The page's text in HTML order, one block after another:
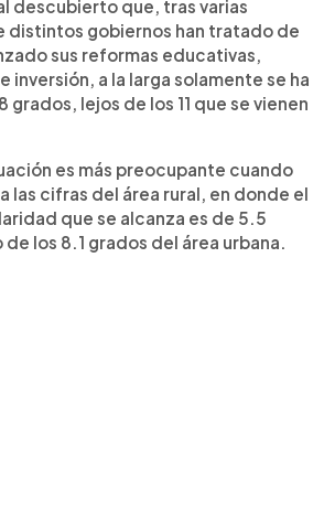
descubierto que, tras varias
distintos gobiernos han tratado de
sus reformas educativas,
inversión, a la larga solamente se ha
grados, lejos de los 11 que se vienen
es más preocupante cuando
las cifras del área rural, en donde el
que se alcanza es de 5.5
los 8.1 grados del área urbana.